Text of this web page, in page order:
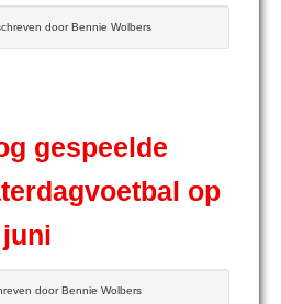
door Bennie Wolbers
gespeelde
op
door Bennie Wolbers